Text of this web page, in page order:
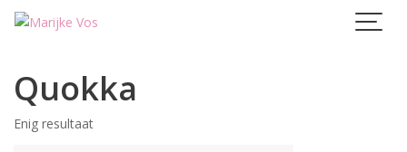
Skip
Quokka
Enig resultaat